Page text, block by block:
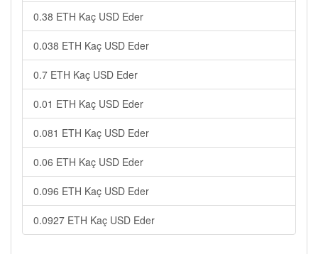
0.38 ETH Kaç USD Eder
0.038 ETH Kaç USD Eder
0.7 ETH Kaç USD Eder
0.01 ETH Kaç USD Eder
0.081 ETH Kaç USD Eder
0.06 ETH Kaç USD Eder
0.096 ETH Kaç USD Eder
0.0927 ETH Kaç USD Eder